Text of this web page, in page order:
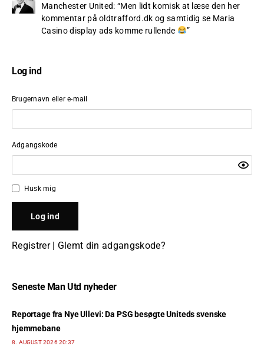
Manchester United: “Men lidt komisk at læse den her
kommentar på oldtrafford.dk og samtidig se Maria
Casino display ads komme rullende
”
Log ind
Brugernavn eller e-mail
Adgangskode
Husk mig
Registrer| Glemt din adgangskode?
Seneste Man Utd nyheder
Reportage fra Nye Ullevi: Da PSG besøgte Uniteds svenske
hjemmebane
8. AUGUST 2026 20:37